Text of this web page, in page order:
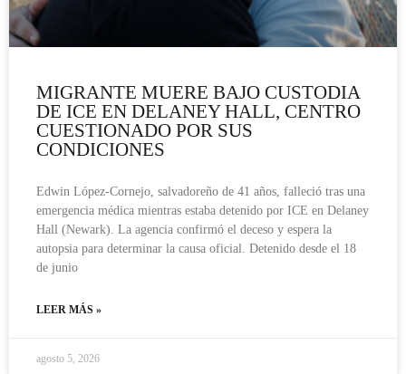
MIGRANTE MUERE BAJO CUSTODIA
DE ICE EN DELANEY HALL, CENTRO
CUESTIONADO POR SUS
CONDICIONES
Edwin López-Cornejo, salvadoreño de 41 años, falleció tras una
emergencia médica mientras estaba detenido por ICE en Delaney
Hall (Newark). La agencia confirmó el deceso y espera la
autopsia para determinar la causa oficial. Detenido desde el 18
de junio
LEER MÁS »
agosto 5, 2026